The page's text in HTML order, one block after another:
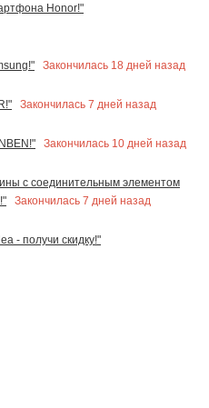
Honor!"
Закончилась 18 дней назад
Закончилась 7 дней назад
Закончилась 10 дней назад
с соединительным элементом
Закончилась 7 дней назад
- получи скидку!"